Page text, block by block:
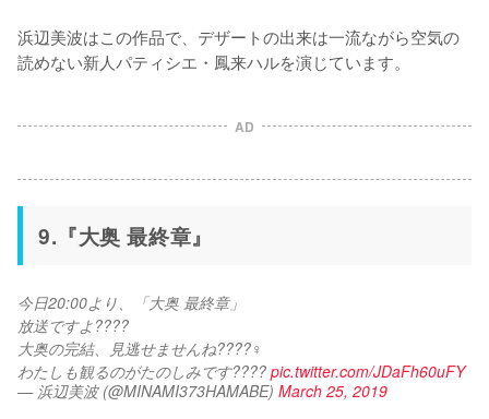
浜辺美波はこの作品で、デザートの出来は一流ながら空気の
読めない新人パティシエ・鳳来ハルを演じています。
AD
9.『大奥 最終章』
今日20:00より、「大奥 最終章」
放送ですよ????
大奥の完結、見逃せませんね????‍♀️
わたしも観るのがたのしみです???? pic.twitter.com/JDaFh60uFY
— 浜辺美波 (@MINAMI373HAMABE) March 25, 2019